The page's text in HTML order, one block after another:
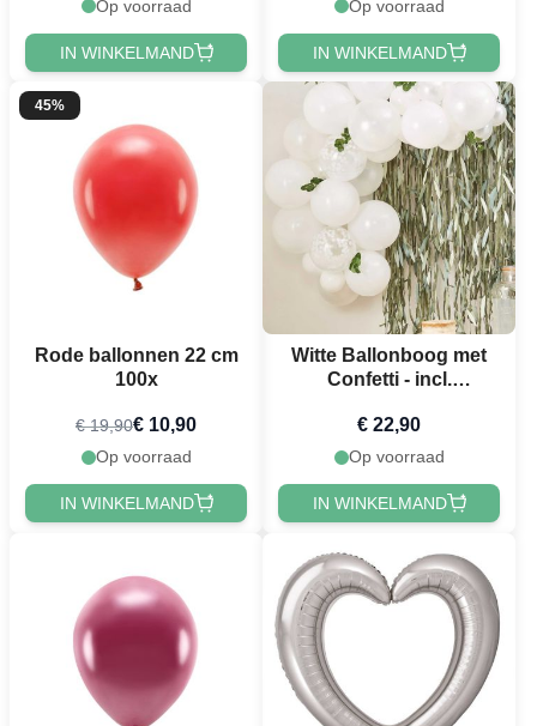
Op voorraad
IN WINKELMAND
Op voorraad
IN WINKELMAND
45%
Rode ballonnen 22 cm
100x
€ 19,90€ 10,90
Op voorraad
IN WINKELMAND
Witte Ballonboog met
Confetti - incl.
52 delen
€ 22,90
Op voorraad
IN WINKELMAND